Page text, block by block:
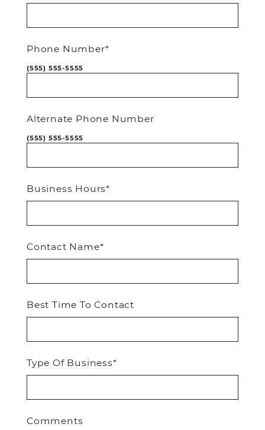
Phone Number*
(555) 555-5555
Alternate Phone Number
(555) 555-5555
Business Hours*
Contact Name*
Best Time To Contact
Type Of Business*
Comments